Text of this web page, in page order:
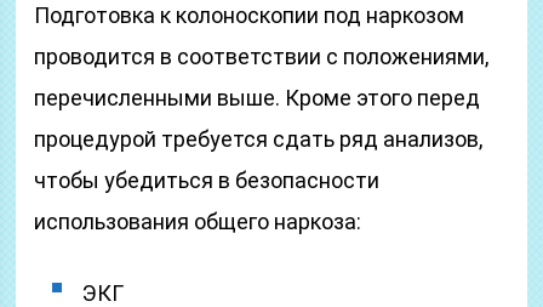
Подготовка к колоноскопии под наркозом
проводится в соответствии с положениями,
перечисленными выше. Кроме этого перед
процедурой требуется сдать ряд анализов,
чтобы убедиться в безопасности
использования общего наркоза:
ЭКГ